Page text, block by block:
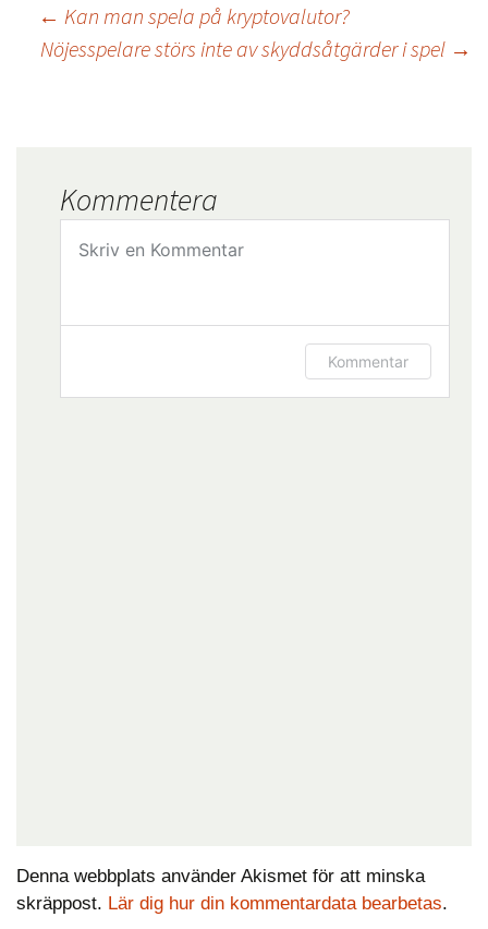
← Kan man spela på kryptovalutor?
Nöjesspelare störs inte av skyddsåtgärder i spel →
Kommentera
Denna webbplats använder Akismet för att minska
skräppost. Lär dig hur din kommentardata bearbetas.